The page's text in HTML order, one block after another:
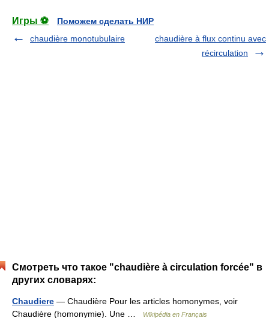
Игры ⚽
Поможем сделать НИР
chaudière monotubulaire
chaudière à flux continu avec
récirculation
Смотреть что такое "chaudière à circulation forcée" в
других словарях:
Chaudiere — Chaudière Pour les articles homonymes, voir
Chaudière (homonymie). Une …
Wikipédia en Français